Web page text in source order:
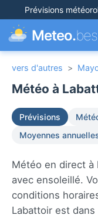
Prévisions
Meteo.
vers d'autres >
Météo à
Prévisions
Moyennes
Météo en direct à
avec ensoleillé.
conditions
Labattoir est dans